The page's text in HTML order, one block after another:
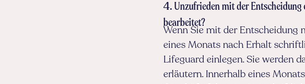
4. Unzufrieden mit der
bearbeitet?
Wenn Sie mit der Entscheidung
eines Monats nach Erhalt
Lifeguard einlegen. Sie werden
erläutern. Innerhalb eines